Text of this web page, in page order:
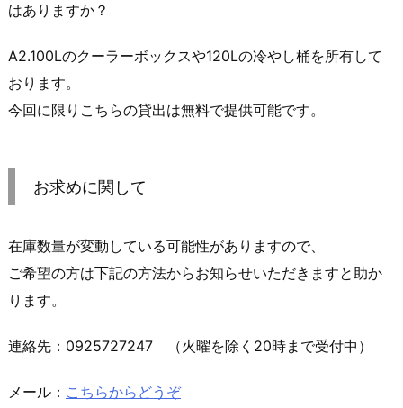
はありますか？
A2.100Lのクーラーボックスや120Lの冷やし桶を所有して
おります。
今回に限りこちらの貸出は無料で提供可能です。
お求めに関して
在庫数量が変動している可能性がありますので、
ご希望の方は下記の方法からお知らせいただきますと助か
ります。
連絡先：0925727247 （火曜を除く20時まで受付中）
メール： こちらからどうぞ